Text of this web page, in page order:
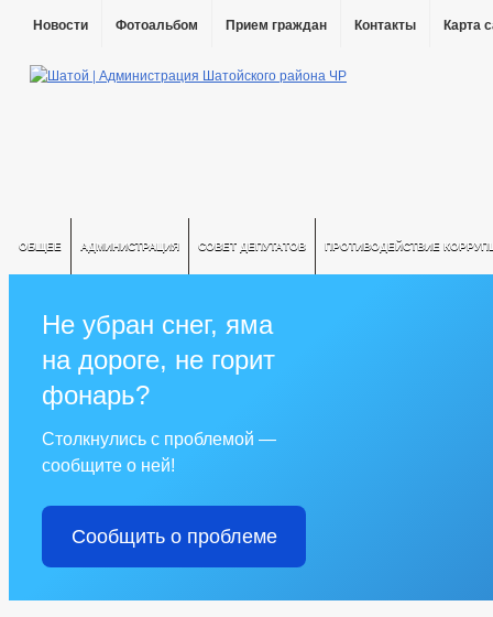
Новости Фотоальбом Прием граждан Контакты Карта
ОБЩЕЕ АДМИНИСТРАЦИЯ СОВЕТ ДЕПУТАТОВ ПРОТИВОДЕЙСТВИЕ
Не убран снег, яма
на дороге, не горит
фонарь?
Столкнулись с проблемой —
сообщите о ней!
Сообщить о проблеме